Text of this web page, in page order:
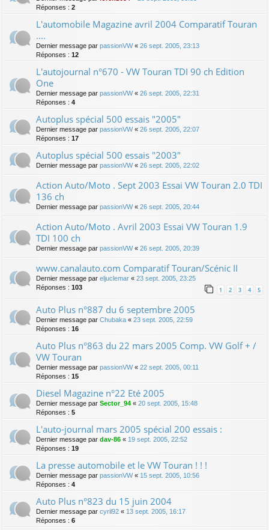
Réponses : 2
L'automobile Magazine avril 2004 Comparatif Touran
....
Dernier message par passionVW« 26 sept. 2005, 23:13
Réponses : 12
L'autojournal n°670 - VW Touran TDI 90 ch Edition
One
Dernier message par passionVW« 26 sept. 2005, 22:31
Réponses : 4
Autoplus spécial 500 essais "2005"
Dernier message par passionVW« 26 sept. 2005, 22:07
Réponses : 17
Autoplus spécial 500 essais "2003"
Dernier message par passionVW« 26 sept. 2005, 22:02
Action Auto/Moto . Sept 2003 Essai VW Touran 2.0 TDI
136 ch
Dernier message par passionVW« 26 sept. 2005, 20:44
Action Auto/Moto . Avril 2003 Essai VW Touran 1.9
TDI 100 ch
Dernier message par passionVW« 26 sept. 2005, 20:39
www.canalauto.com Comparatif Touran/Scénic II
Dernier message par eljuclemar « 23 sept. 2005, 23:25
Réponses : 103 1 2 3 4 5
Auto Plus n°887 du 6 septembre 2005
Dernier message par Chubaka « 23 sept. 2005, 22:59
Réponses : 16
Auto Plus n°863 du 22 mars 2005 Comp. VW Golf + /
VW Touran
Dernier message par passionVW« 22 sept. 2005, 00:11
Réponses : 15
Diesel Magazine n°22 Eté 2005
Dernier message par Sector_94 « 20 sept. 2005, 15:48
Réponses : 5
L'auto-journal mars 2005 spécial 200 essais :
Dernier message par dav-86 « 19 sept. 2005, 22:52
Réponses : 19
La presse automobile et le VW Touran ! ! !
Dernier message par passionVW« 15 sept. 2005, 10:56
Réponses : 4
Auto Plus n°823 du 15 juin 2004
Dernier message par cyril92 « 13 sept. 2005, 16:17
Réponses : 6